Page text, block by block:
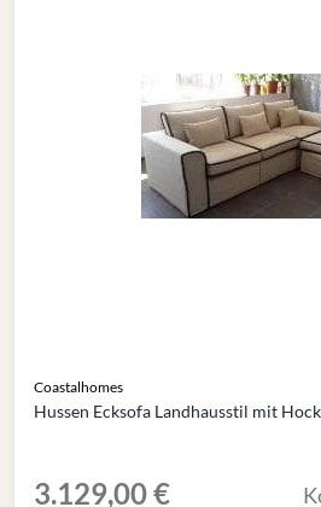
Coastalhomes
Hussen Ecksofa Landhausstil mit
3.129,00 €